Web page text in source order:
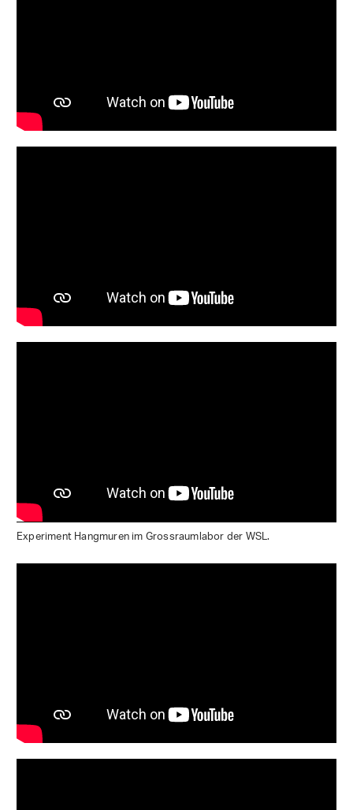
Experiment Hangmuren im Grossraumlabor der WSL.